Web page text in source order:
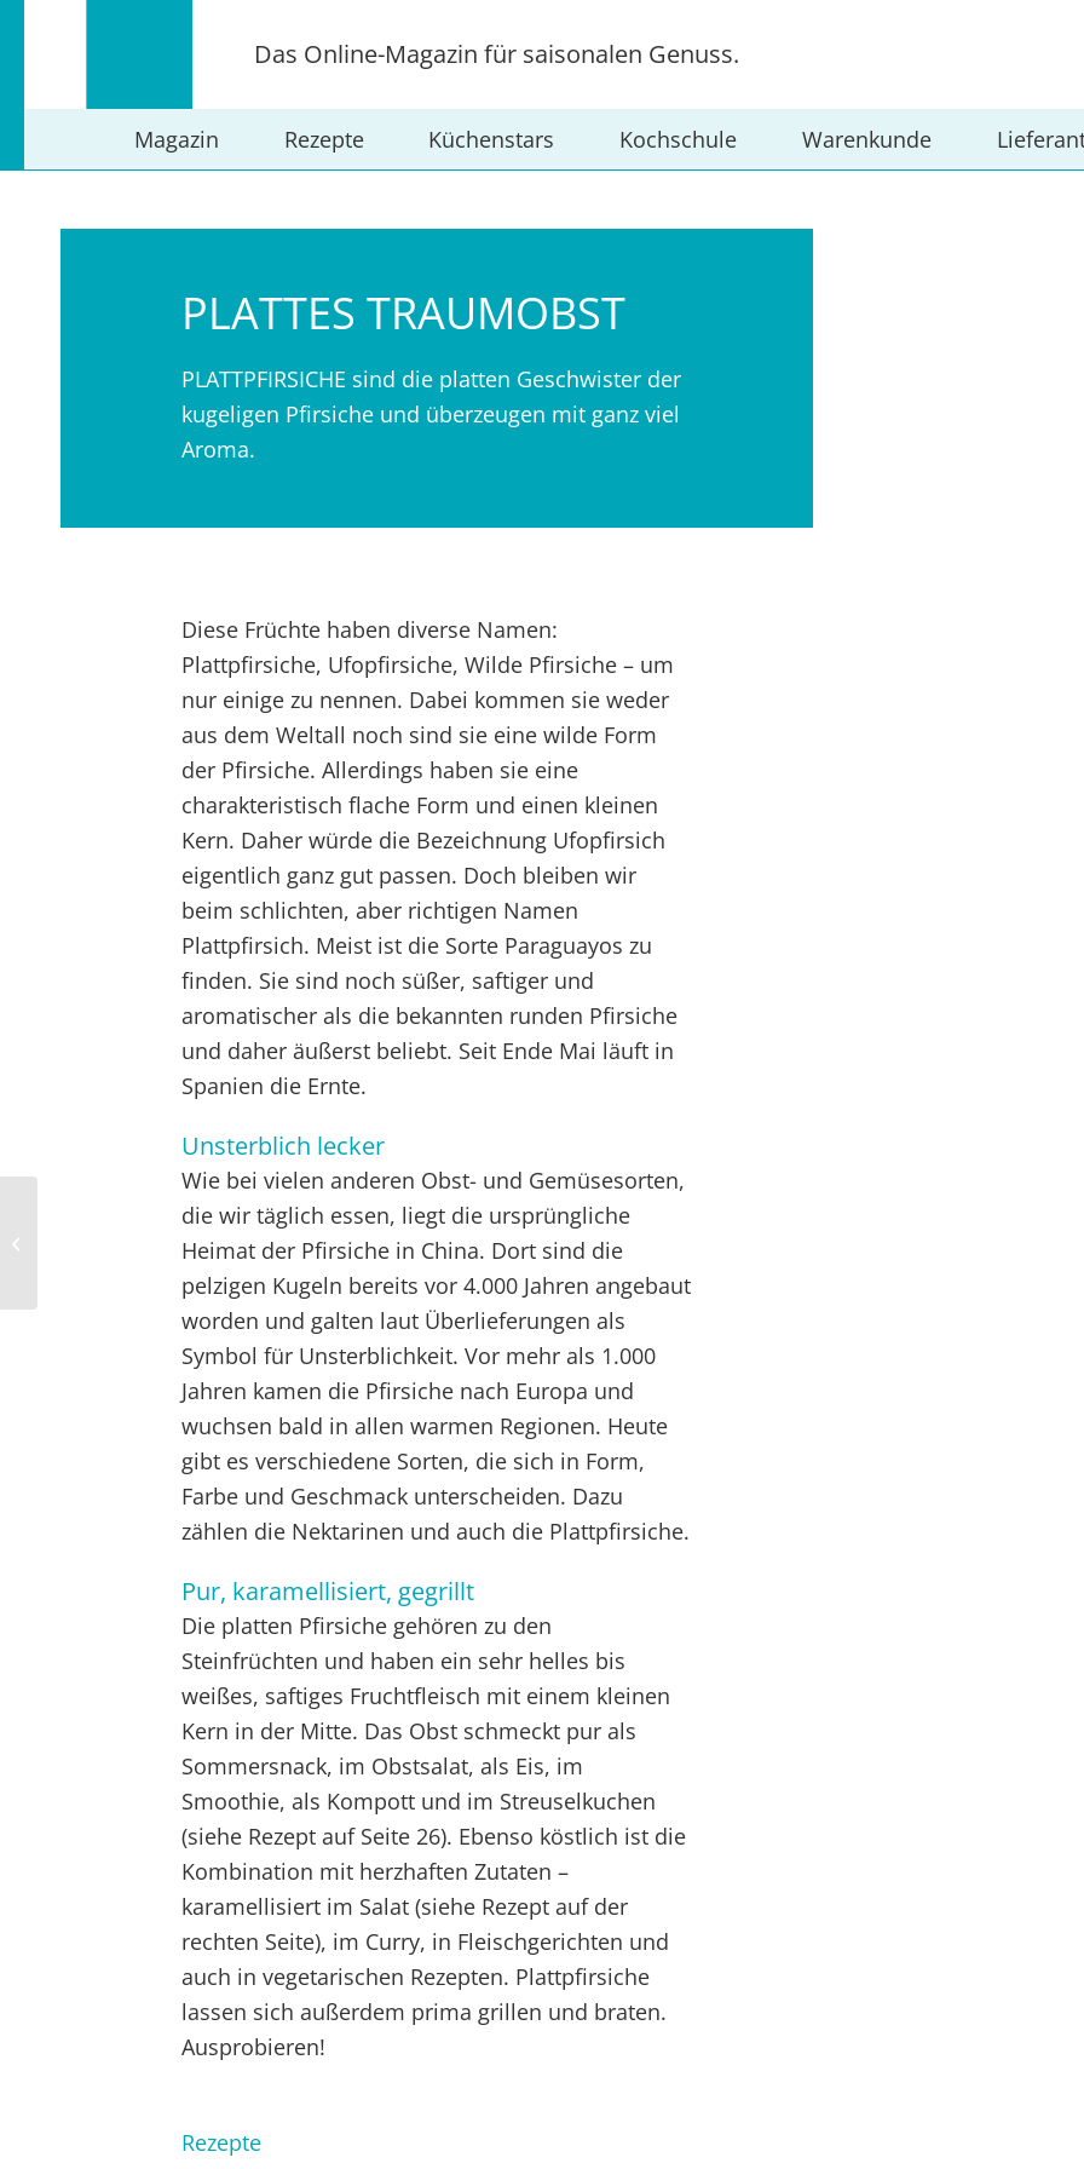
Das Online-Magazin für saisonalen Genuss.
Magazin Rezepte Küchenstars Kochschule Warenkunde
PLATTES TRAUMOBST
PLATTPFIRSICHE sind die platten Geschwister der
kugeligen Pfirsiche und überzeugen mit ganz viel
Aroma.
Diese Früchte haben diverse Namen:
Plattpfirsiche, Ufopfirsiche, Wilde Pfirsiche – um
nur einige zu nennen. Dabei kommen sie weder
aus dem Weltall noch sind sie eine wilde Form
der Pfirsiche. Allerdings haben sie eine
charakteristisch flache Form und einen kleinen
Kern. Daher würde die Bezeichnung Ufopfirsich
eigentlich ganz gut passen. Doch bleiben wir
beim schlichten, aber richtigen Namen
Plattpfirsich. Meist ist die Sorte Paraguayos zu
finden. Sie sind noch süßer, saftiger und
aromatischer als die bekannten runden Pfirsiche
und daher äußerst beliebt. Seit Ende Mai läuft in
Spanien die Ernte.
Unsterblich lecker
Wie bei vielen anderen Obst- und Gemüsesorten,
die wir täglich essen, liegt die ursprüngliche
Heimat der Pfirsiche in China. Dort sind die
pelzigen Kugeln bereits vor 4.000 Jahren angebaut
worden und galten laut Überlieferungen als
Symbol für Unsterblichkeit. Vor mehr als 1.000
Jahren kamen die Pfirsiche nach Europa und
wuchsen bald in allen warmen Regionen. Heute
gibt es verschiedene Sorten, die sich in Form,
Farbe und Geschmack unterscheiden. Dazu
zählen die Nektarinen und auch die Plattpfirsiche.
Pur, karamellisiert, gegrillt
Die platten Pfirsiche gehören zu den
Steinfrüchten und haben ein sehr helles bis
weißes, saftiges Fruchtfleisch mit einem kleinen
Kern in der Mitte. Das Obst schmeckt pur als
Sommersnack, im Obstsalat, als Eis, im
Smoothie, als Kompott und im Streuselkuchen
(siehe Rezept auf Seite 26). Ebenso köstlich ist die
Kombination mit herzhaften Zutaten –
karamellisiert im Salat (siehe Rezept auf der
rechten Seite), im Curry, in Fleischgerichten und
auch in vegetarischen Rezepten. Plattpfirsiche
lassen sich außerdem prima grillen und braten.
Ausprobieren!
Rezepte